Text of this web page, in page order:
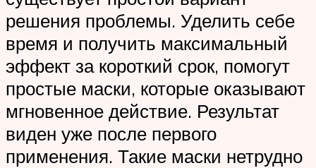
решения проблемы. Уделить себе
время и получить максимальный
эффект за короткий срок, помогут
простые маски, которые оказывают
мгновенное действие. Результат
виден уже после первого
применения. Такие маски нетрудно